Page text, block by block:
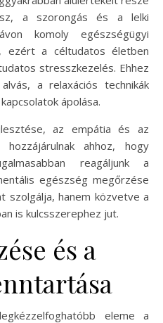
a szorongás és a lelki
komoly egészségügyi
ezért a céltudatos életben
stresszkezelés. Ehhez
a relaxációs technikák
ápolása.
az empátia és az
ahhoz, hogy
reagáljunk a
egészség megőrzése
szolgálja, hanem közvetve a
is kulcsszerephez jut.
és a
eleme a